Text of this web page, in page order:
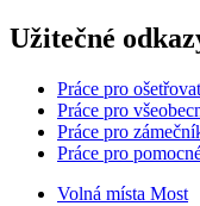
Užitečné
Práce pro
Práce pro
Práce pro
Práce pro
Volná místa Most